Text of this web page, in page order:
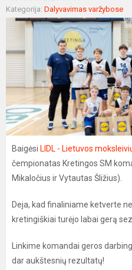
Kategorija: Dalyvavimas varžybose
Baigėsi LIDL - Lietuvos
čempionatas Kretingos SM
Mikaločius ir Vytautas Šližius).
Deja, kad finaliniame ketverte
kretingiškiai turėjo labai gerą
Linkime komandai geros
dar aukštesnių rezultatų!